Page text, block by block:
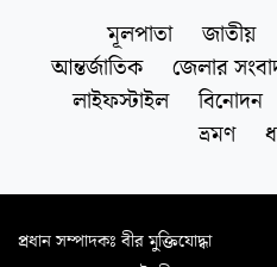
মূলপাতা জাতীয়
আন্তর্জাতিক
জেলার
লাইফস্টাইল
বিনোদন
ভ্রমণ
প্রধান সম্পাদকঃ বীর মুক্তিযোদ্ধা